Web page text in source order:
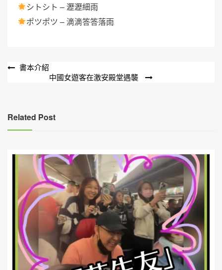
シトシト – 瀝瀝細雨
ポツポツ – 滴滴答答落雨
文
覽
書本介紹
中國女遊客在激安殿堂遇襲
Related Post